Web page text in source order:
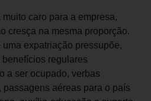
caro para a empresa,
cresça na mesma proporção.
expatriação pressupõe,
regulares
a ser ocupado, verbas
aéreas para o país